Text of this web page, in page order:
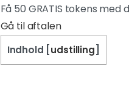
Få 50 GRATIS tokens
Gå til aftalen
Indhold udstilling